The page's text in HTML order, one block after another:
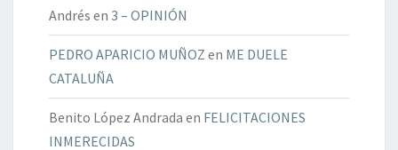
Andrés en 3 – OPINIÓN
PEDRO APARICIO MUÑOZ en ME DUELE
CATALUÑA
Benito López Andrada en FELICITACIONES
INMERECIDAS